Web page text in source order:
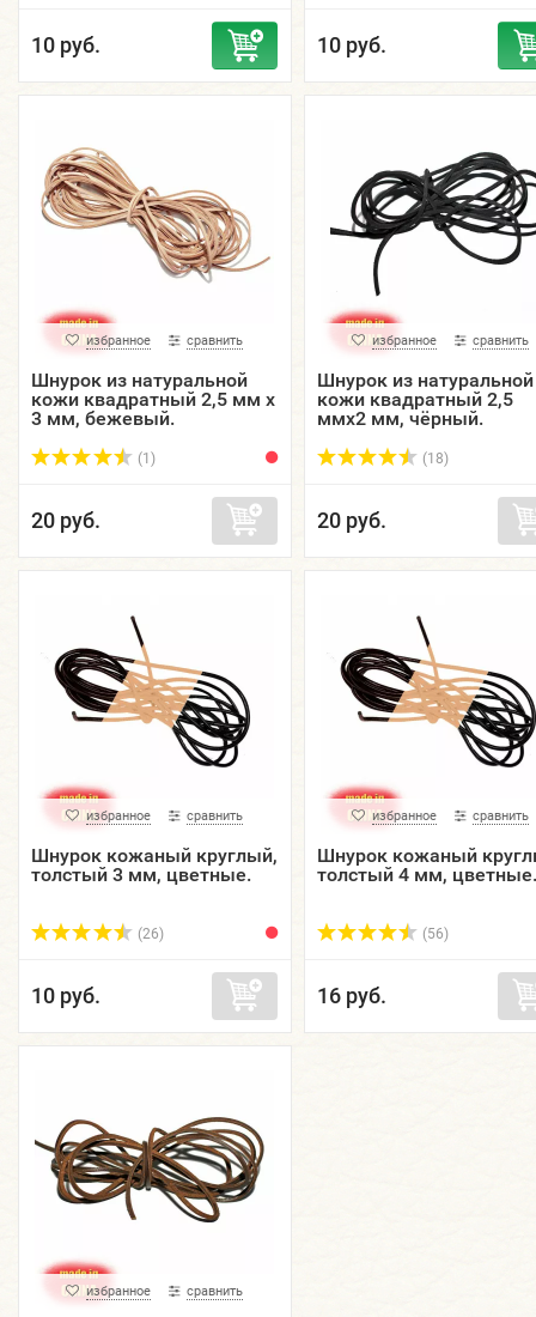
10 руб. 10 руб.
избранное сравнить
Шнурок из натуральной
кожи квадратный 2,5 мм х
3 мм, бежевый.
(1)
20 руб.
избранное сравнить
Шнурок из натуральной
кожи квадратный 2,5
ммх2 мм, чёрный.
(18)
20 руб.
избранное сравнить
Шнурок кожаный круглый,
толстый 3 мм, цветные.
(26)
10 руб.
избранное сравнить
Шнурок кожаный
толстый 4 мм, цветные.
(56)
16 руб.
избранное сравнить